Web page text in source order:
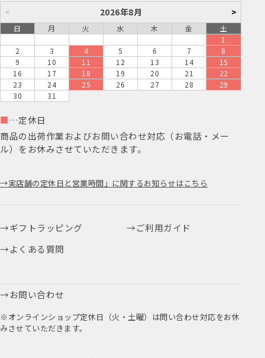
< 2026年8月 >
日 月 火 水 木 金
土
1
2
3 4 5 6 7
8
9
10 11 12 13 14
15
16
17 18 19 20 21
22
23
24 25 26 27 28
29
30
31
■ …定休日
商品の出荷作業およびお問い合わせ対応（お電話・メー
ル）をお休みさせていただきます。
実店舗の定休日と営業時間」に関するお知らせはこちら
ギフトラッピング
ご利用ガイド
よくある質問
お問い合わせ
※オンラインショップ定休日（火・土曜）は問い合わせ対応をお休
みさせていただきます。